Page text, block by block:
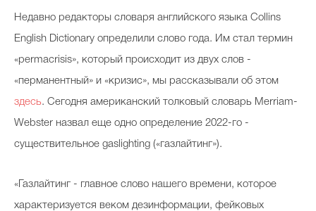
Недавно редакторы словаря английского языка Collins
English Dictionary определили слово года. Им стал термин
«permacrisis», который происходит из двух слов -
«перманентный» и «кризис», мы рассказывали об этом
здесь. Сегодня американский толковый словарь Merriam-
Webster назвал еще одно определение 2022-го -
существительное gaslighting («газлайтинг»).
«Газлайтинг - главное слово нашего времени, которое
характеризуется веком дезинформации, фейковых